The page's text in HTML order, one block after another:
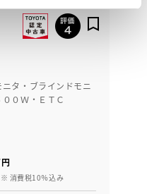
タ・ブラインドモニ
０Ｗ・ＥＴＣ
※ 消費税10％込み